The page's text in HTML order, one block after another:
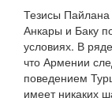
Тезисы Пайлана
Анкары и Баку
условиях. В
что Армении
поведением
имеет никаких